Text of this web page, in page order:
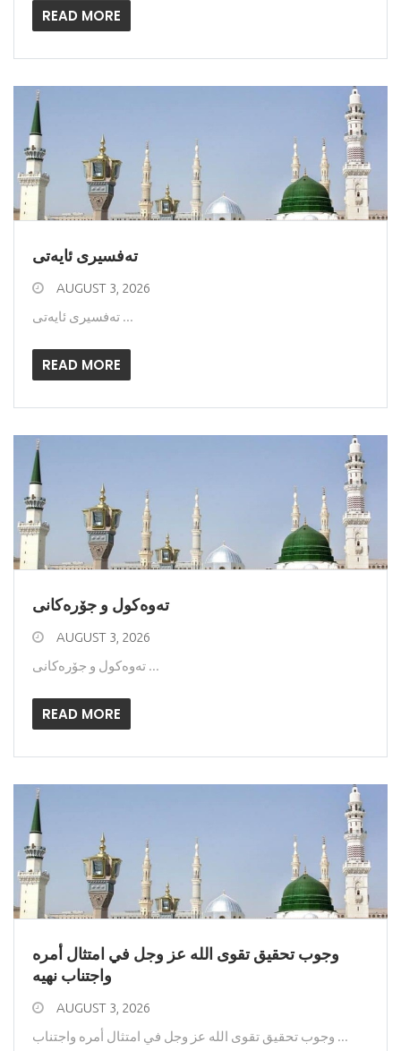
READ MORE
ته‌فسیری ئایه‌تی
AUGUST 3, 2026
ته‌فسیری ئایه‌تی ...
READ MORE
ته‌وه‌كول و جۆره‌كانی
AUGUST 3, 2026
ته‌وه‌كول و جۆره‌كانی ...
READ MORE
وجوب تحقيق تقوى الله عز وجل في امتثال أمره
واجتناب نهيه
AUGUST 3, 2026
وجوب تحقيق تقوى الله عز وجل في امتثال أمره واجتناب ...